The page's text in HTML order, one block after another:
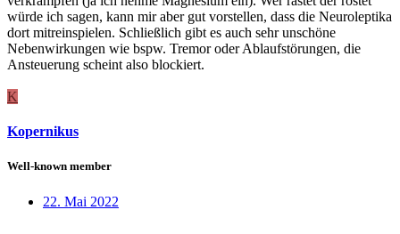
würde ich sagen, kann mir aber gut vorstellen, dass die Neuroleptika
dort mitreinspielen. Schließlich gibt es auch sehr unschöne
Nebenwirkungen wie bspw. Tremor oder Ablaufstörungen, die
Ansteuerung scheint also blockiert.
K
Kopernikus
Well-known member
22. Mai 2022